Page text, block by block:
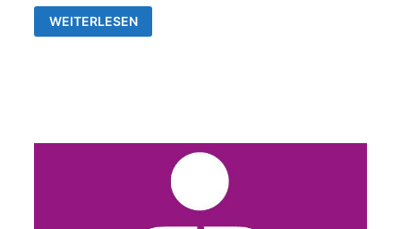
AM
26.07.2026
KEIN
WEITERLESEN